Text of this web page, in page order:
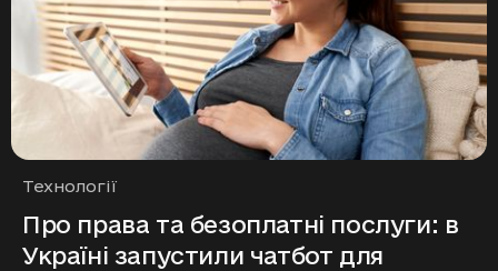
Рубрики
Технології
Про права та безоплатні послуги: в
Україні запустили чатбот для